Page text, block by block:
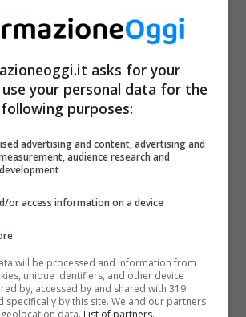
Amichevole: Osservate il
corpo. Un gatto rilassato avrà
la coda eretta e il pelo
sono segni di un
amichevole.
è importante separarli e
in un secondo
asks for your
your personal data for the
following purposes:
advertising and content, advertising and
audience research and
or access information on a device
will be processed and information from
unique identifiers, and other device
by, accessed by and shared with 319
specifically by this site. We and our partners
data. List of partners.